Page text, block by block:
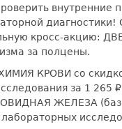
внутренние
кросс-акцию:
за полцены.
КРОВИ со
за 1 265 ₽
ЖЕЛЕЗА